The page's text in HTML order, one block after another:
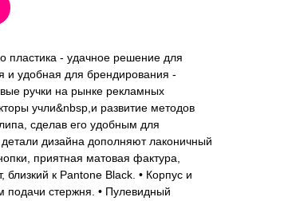
пластика - удачное решение для
и удобная для брендирования -
ручки на рынке рекламных
учли&nbsp,и развитие методов
сделав его удобным для
дизайна дополняют лаконичный
приятная матовая фактура,
близкий к Pantone Black. • Корпус и
подачи стержня. • Пулевидный